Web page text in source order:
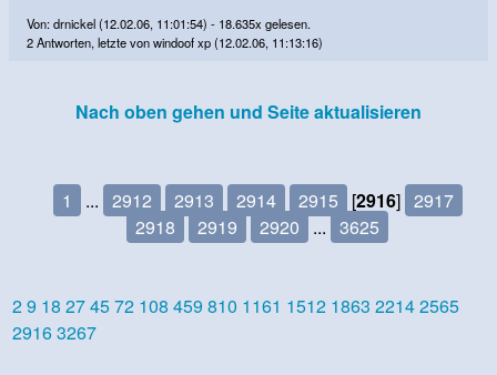
Von: drnickel (12.02.06, 11:01:54) - 18.635x gelesen.
2 Antworten, letzte von windoof xp (12.02.06, 11:13:16)
Nach oben gehen und Seite aktualisieren
1 ... 2912 2913 2914 2915 [2916] 2917
2918
2919 2920 ... 3625
29 18 274572 108 459 810 1161 1512 1863 22142565
29163267